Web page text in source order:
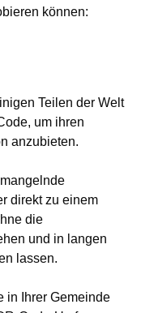
können:
Teilen der Welt
um ihren
anzubieten.
direkt zu einem
die
und in langen
lassen.
in Ihrer Gemeinde